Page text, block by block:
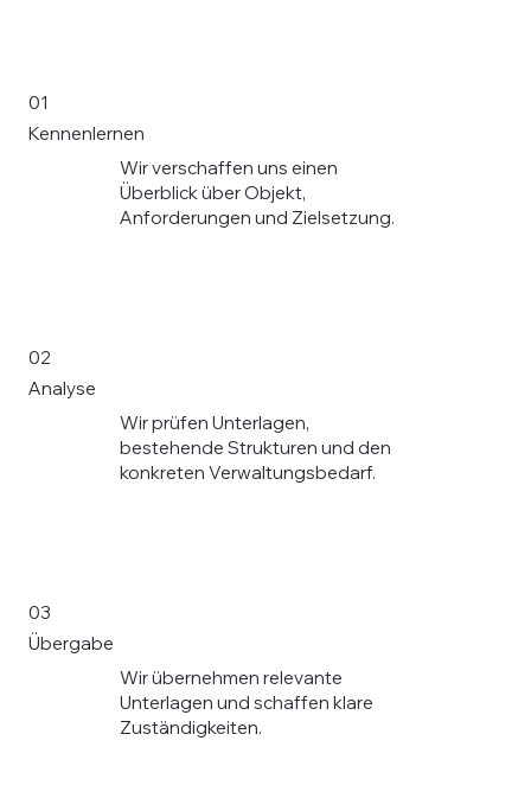
01
Kennenlernen
Wir verschaffen uns einen
Überblick über Objekt,
Anforderungen und Zielsetzung.
02
Analyse
Wir prüfen Unterlagen,
bestehende Strukturen und den
konkreten Verwaltungsbedarf.
03
Übergabe
Wir übernehmen relevante
Unterlagen und schaffen klare
Zuständigkeiten.